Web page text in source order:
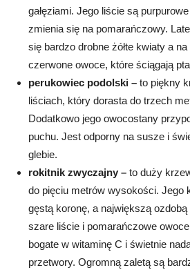
gałęziami. Jego liście są
zmienia się na pomarańczowy.
się bardzo drobne żółte kwiaty a
czerwone owoce, które ściągają
perukowiec podolski – to piękny
liściach, który dorasta do trzech
Dodatkowo jego owocostany
puchu. Jest odporny na susze i
glebie.
rokitnik zwyczajny – to duży
do pięciu metrów wysokości. Jego
gęstą koronę, a największą
szare liście i pomarańczowe
bogate w witaminę C i świetnie
przetwory. Ogromną zaletą są